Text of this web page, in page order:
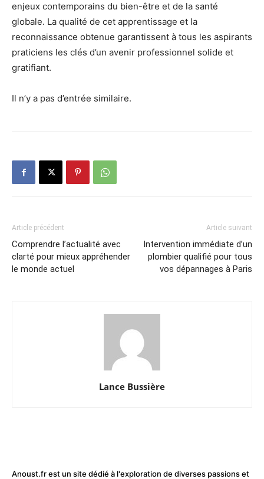
enjeux contemporains du bien-être et de la santé
globale. La qualité de cet apprentissage et la
reconnaissance obtenue garantissent à tous les aspirants
praticiens les clés d’un avenir professionnel solide et
gratifiant.
Il n’y a pas d’entrée similaire.
Article précédent
Comprendre l’actualité avec
clarté pour mieux appréhender
le monde actuel
Article suivant
Intervention immédiate d’un
plombier qualifié pour tous
vos dépannages à Paris
Lance Bussière
Anoust.fr est un site dédié à l'exploration de diverses passions et